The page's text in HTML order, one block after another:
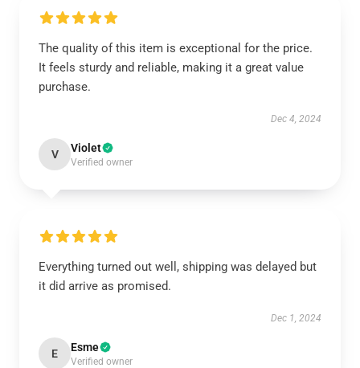
The quality of this item is exceptional for the price.
It feels sturdy and reliable, making it a great value
purchase.
Dec 4, 2024
V Violet
Verified owner
Everything turned out well, shipping was delayed but
it did arrive as promised.
Dec 1, 2024
E Esme
Verified owner